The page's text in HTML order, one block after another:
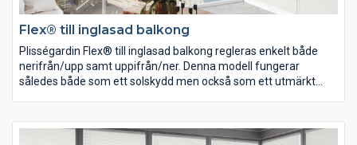
Flex® till inglasad balkong
Plisségardin Flex® till inglasad balkong regleras enkelt både
nerifrån/upp samt uppifrån/ner. Denna modell fungerar
således både som ett solskydd men också som ett utmärkt